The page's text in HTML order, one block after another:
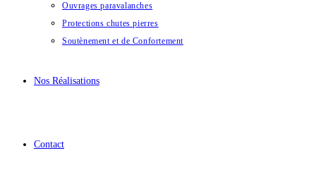
Ouvrages paravalanches
Protections chutes pierres
Soutènement et de Confortement
Nos Réalisations
Contact